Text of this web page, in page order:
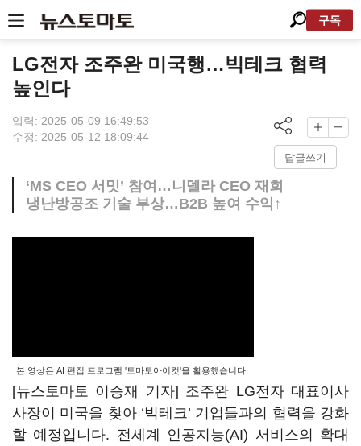
구독
LG전자 조주완 미국행…빅테크 협력
높인다
입력: 2025-05-09 16:49:53
수정: 2025-05-12 18:09:44
답글쓰기
‘MS CEO 서밋’ 참여…니델라 CEO 재회
냉난방공조 기술 부상…B2B 높여 수익↑
본 영상은 AI 편집 프로그램 '토마토아이컷'을 활용했습니다.
[뉴스토마토 이승재 기자] 조주완 LG전자 대표이사
사장이 미국을 찾아 ‘빅테크’ 기업들과의 협력을 강화
할 예정입니다. 전세계 인공지능(AI) 서비스의 확대